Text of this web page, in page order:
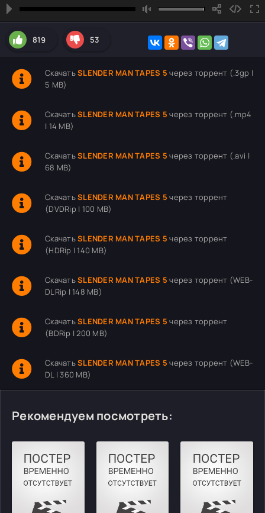
819 53
СкачатьSLENDER MAN TAPES 5 через торрент (.3gp |
5 MB)
СкачатьSLENDER MAN TAPES 5 через торрент (.mp4
| 14 MB)
СкачатьSLENDER MAN TAPES 5 через торрент (.avi |
68 MB)
СкачатьSLENDER MAN TAPES 5 через торрент
(DVDRip | 100 MB)
СкачатьSLENDER MAN TAPES 5 через торрент
(HDRip | 140 MB)
СкачатьSLENDER MAN TAPES 5 через торрент (WEB-
DLRip | 148 MB)
СкачатьSLENDER MAN TAPES 5 через торрент
(BDRip | 200 MB)
СкачатьSLENDER MAN TAPES 5 через торрент (WEB-
DL | 360 MB)
Рекомендуем посмотреть: